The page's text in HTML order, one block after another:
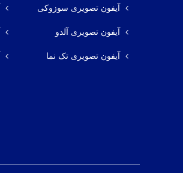
آیفون تصویری سوزوکی
آیفون تصویری آلدو
آیفون تصویری تک نما